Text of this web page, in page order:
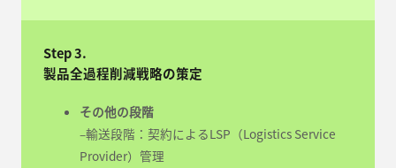
Step 3.
製品全過程削減戦略の策定
その他の段階
–輸送段階：契約によるLSP（Logistics Service
Provider）管理